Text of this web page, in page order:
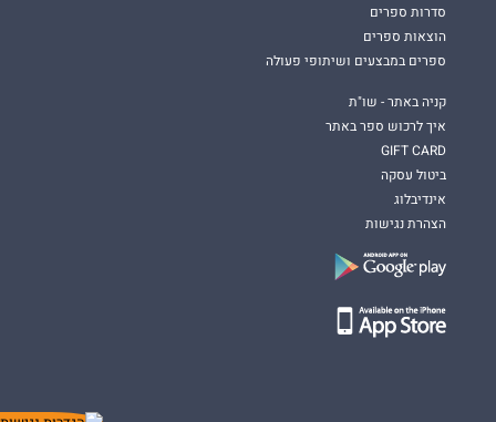
סדרות ספרים
הוצאות ספרים
ספרים במבצעים ושיתופי פעולה
קניה באתר - שו"ת
איך לרכוש ספר באתר
GIFT CARD
ביטול עסקה
אינדיבלוג
הצהרת נגישות